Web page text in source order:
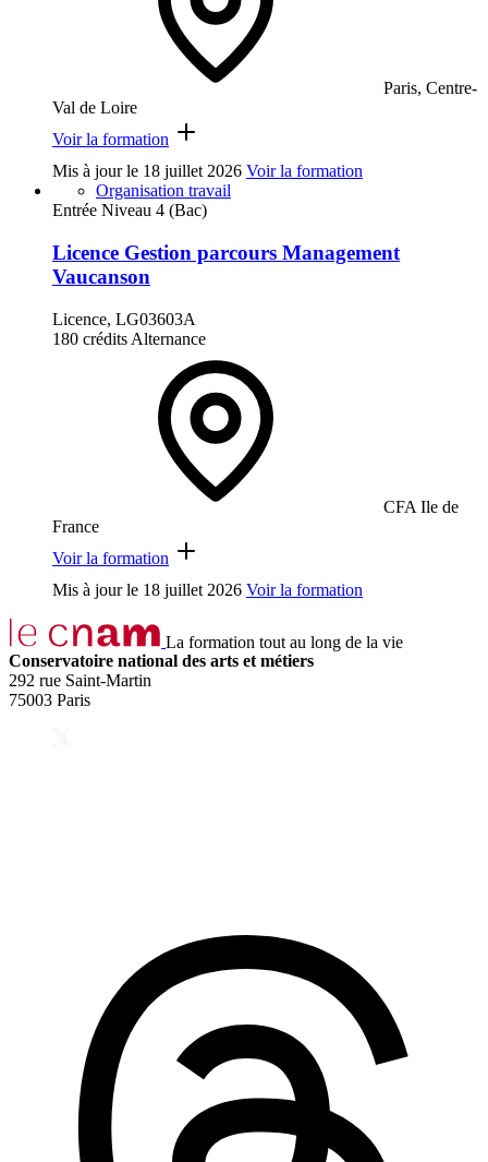
Paris, Centre-
Val de Loire
Voir la formation
Mis à jour le 18 juillet 2026 Voir la formation
Organisation travail
Entrée Niveau 4 (Bac)
Licence Gestion parcours Management
Vaucanson
Licence, LG03603A
180 crédits Alternance
CFA Ile de
France
Voir la formation
Mis à jour le 18 juillet 2026 Voir la formation
La formation tout au long de la vie
Conservatoire national des arts et métiers
292 rue Saint-Martin
75003 Paris